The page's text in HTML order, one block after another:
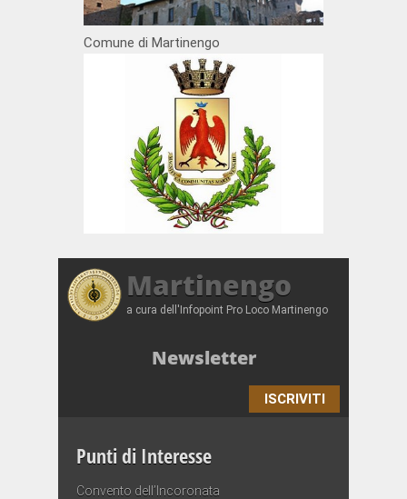
Comune di Martinengo
Martinengo
a cura dell'Infopoint Pro Loco Martinengo
Newsletter
ISCRIVITI
Punti di Interesse
Convento dell’Incoronata